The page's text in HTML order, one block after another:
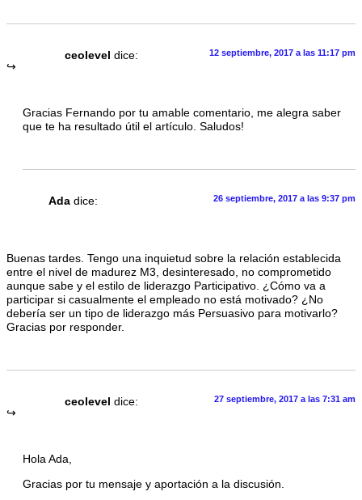
ceolevel dice: 12 septiembre, 2017 a las 11:17 pm
Gracias Fernando por tu amable comentario, me alegra saber
que te ha resultado útil el artículo. Saludos!
Ada dice: 26 septiembre, 2017 a las 9:37 pm
Buenas tardes. Tengo una inquietud sobre la relación establecida
entre el nivel de madurez M3, desinteresado, no comprometido
aunque sabe y el estilo de liderazgo Participativo. ¿Cómo va a
participar si casualmente el empleado no está motivado? ¿No
debería ser un tipo de liderazgo más Persuasivo para motivarlo?
Gracias por responder.
ceolevel dice: 27 septiembre, 2017 a las 7:31 am
Hola Ada,
Gracias por tu mensaje y aportación a la discusión.